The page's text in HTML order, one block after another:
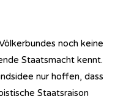
noch keine
Staatsmacht kennt.
nur hoffen, dass
Staatsraison